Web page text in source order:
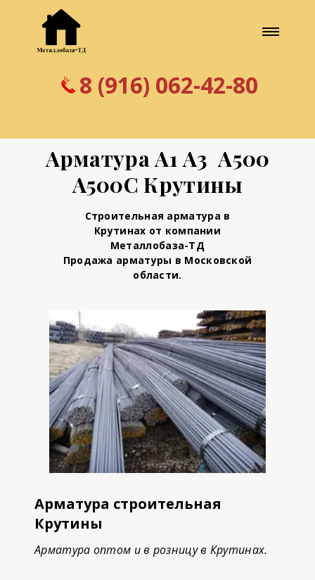
8 (916) 062-42-80
Арматура А1 А3 А500
А500С Крутины
Строительная арматура в
Крутинах от компании
Металлобаза-ТД
Продажа арматуры в Московской
области.
Арматура строительная
Крутины
Арматура оптом и в розницу в Крутинах.